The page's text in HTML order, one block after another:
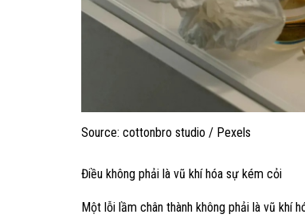
Source: cottonbro studio / Pexels
Điều không phải là vũ khí hóa sự kém cỏi
Một lỗi lầm chân thành không phải là vũ khí